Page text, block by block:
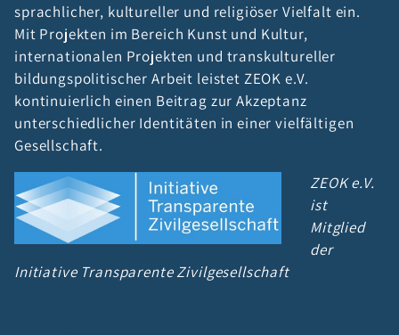
sprachlicher, kultureller und religiöser Vielfalt ein.
Mit Projekten im Bereich Kunst und Kultur,
internationalen Projekten und transkultureller
bildungspolitischer Arbeit leistet ZEOK e.V.
kontinuierlich einen Beitrag zur Akzeptanz
unterschiedlicher Identitäten in einer vielfältigen
Gesellschaft.
ZEOK e.V.
ist
Mitglied
der
Initiative Transparente Zivilgesellschaft